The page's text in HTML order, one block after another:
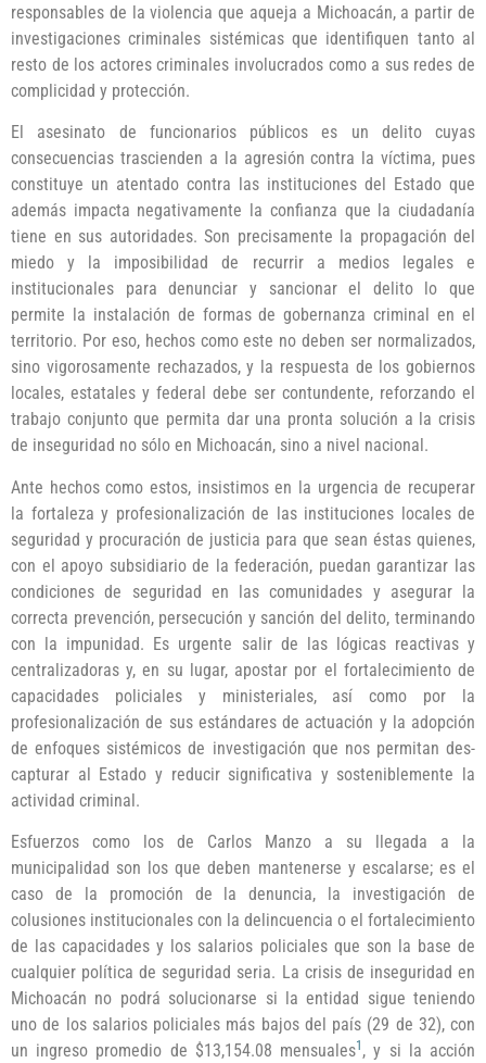
responsables de la violencia que aqueja a Michoacán, a partir de
investigaciones criminales sistémicas que identifiquen tanto al
resto de los actores criminales involucrados como a sus redes de
complicidad y protección.
El asesinato de funcionarios públicos es un delito cuyas
consecuencias trascienden a la agresión contra la víctima, pues
constituye un atentado contra las instituciones del Estado que
además impacta negativamente la confianza que la ciudadanía
tiene en sus autoridades. Son precisamente la propagación del
miedo y la imposibilidad de recurrir a medios legales e
institucionales para denunciar y sancionar el delito lo que
permite la instalación de formas de gobernanza criminal en el
territorio. Por eso, hechos como este no deben ser normalizados,
sino vigorosamente rechazados, y la respuesta de los gobiernos
locales, estatales y federal debe ser contundente, reforzando el
trabajo conjunto que permita dar una pronta solución a la crisis
de inseguridad no sólo en Michoacán, sino a nivel nacional.
Ante hechos como estos, insistimos en la urgencia de recuperar
la fortaleza y profesionalización de las instituciones locales de
seguridad y procuración de justicia para que sean éstas quienes,
con el apoyo subsidiario de la federación, puedan garantizar las
condiciones de seguridad en las comunidades y asegurar la
correcta prevención, persecución y sanción del delito, terminando
con la impunidad. Es urgente salir de las lógicas reactivas y
centralizadoras y, en su lugar, apostar por el fortalecimiento de
capacidades policiales y ministeriales, así como por la
profesionalización de sus estándares de actuación y la adopción
de enfoques sistémicos de investigación que nos permitan des-
capturar al Estado y reducir significativa y sosteniblemente la
actividad criminal.
Esfuerzos como los de Carlos Manzo a su llegada a la
municipalidad son los que deben mantenerse y escalarse; es el
caso de la promoción de la denuncia, la investigación de
colusiones institucionales con la delincuencia o el fortalecimiento
de las capacidades y los salarios policiales que son la base de
cualquier política de seguridad seria. La crisis de inseguridad en
Michoacán no podrá solucionarse si la entidad sigue teniendo
uno de los salarios policiales más bajos del país (29 de 32), con
un ingreso promedio de $13,154.08 mensuales1 , y si la acción